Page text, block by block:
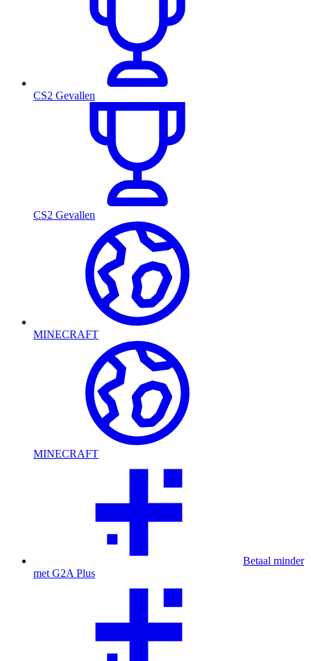
CS2 Gevallen
CS2 Gevallen
MINECRAFT
MINECRAFT
Betaal minder
met G2A Plus